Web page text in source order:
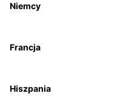
Niemcy
Francja
Hiszpania